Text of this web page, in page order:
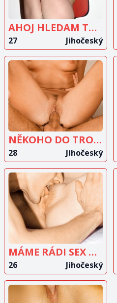
AHOJ HLEDAM TREBA PRAVE TEBE
27 Jihočeský
ZOBRAZIT
INZERÁT
NĚKOHO DO TROJKY NA SEX
28 Jihočeský
ZOBRAZIT
INZERÁT
MÁME RÁDI SEX A HLEDÁME FAJN PÁR DO 35 LET
26 Jihočeský